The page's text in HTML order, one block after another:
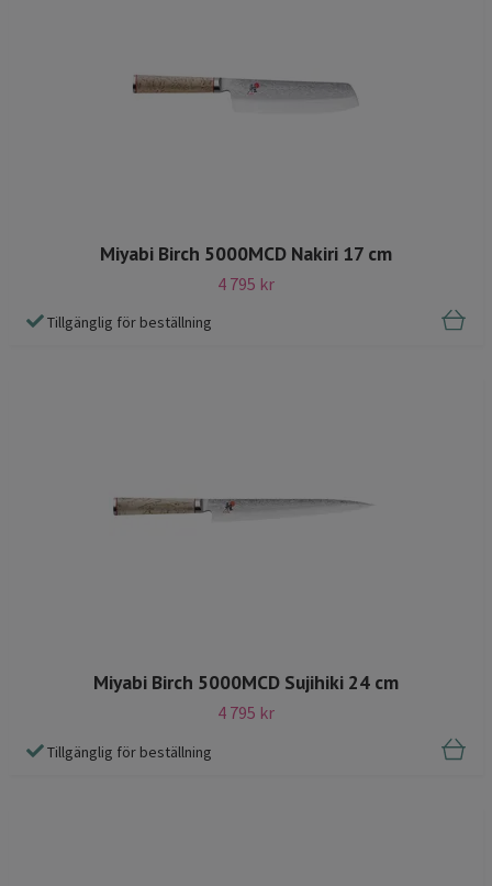
Miyabi Birch 5000MCD Nakiri 17 cm
4 795 kr
Tillgänglig för beställning
Miyabi Birch 5000MCD Sujihiki 24 cm
4 795 kr
Tillgänglig för beställning